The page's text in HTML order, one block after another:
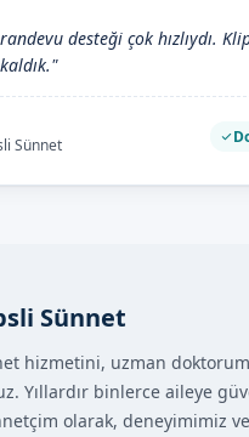
desteği çok hızlıydı.
Sünnet
Sünnet
hizmetini, uzman
Yıllardır binlerce aileye
olarak, deneyimimiz ve